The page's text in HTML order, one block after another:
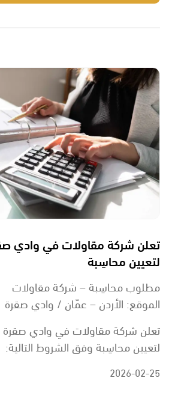
تعلن شركة مقاولات في وادي
لتعيين محاسِبة
مطلوب محاسِبة – شركة مقاولات
الموقع: الأردن – عمّان / وادي صقرة
تعلن شركة مقاولات في وادي صقرة
لتعيين محاسِبة وفق الشروط التالية:
2026-02-25